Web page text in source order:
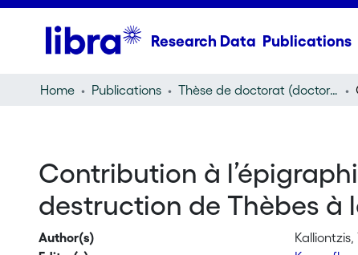
Research Data Publications
Home Publications Thèse de doctorat (doctoral thesis)
Contribution à
destruction de Thèbes à
Author(s)
Kalliontzis,